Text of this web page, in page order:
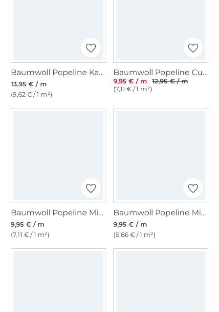
Baumwoll Popeline Karos, rosa
13,95 € / m
(9,62 € / 1 m²)
Baumwoll Popeline Cute Animals, beige
9,95 € / m
12,95 € / m
(7,11 € / 1 m²)
Baumwoll Popeline Mini Dots, altrosa
9,95 € / m
(7,11 € / 1 m²)
Baumwoll Popeline Mini Stripes, rosé
9,95 € / m
(6,86 € / 1 m²)